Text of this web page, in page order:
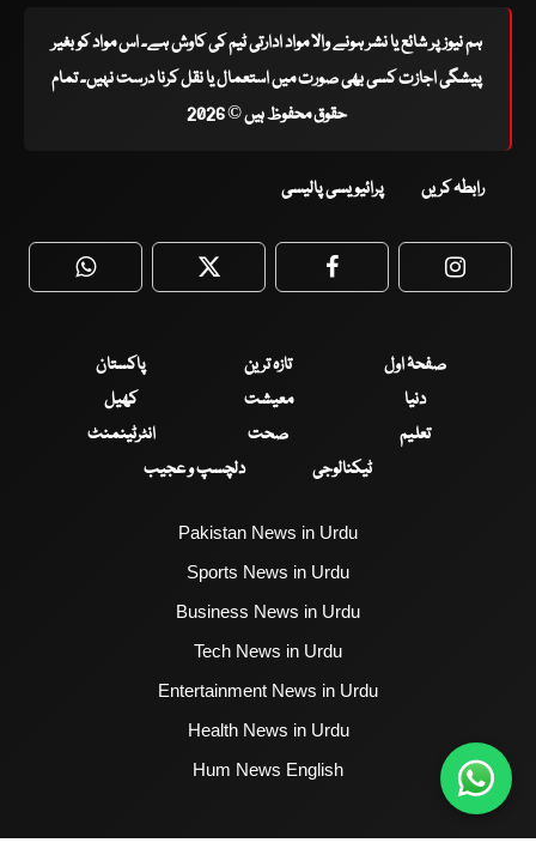
ہم نیوز پر شائع یا نشر ہونے والا مواد ادارتی ٹیم کی کاوش ہے۔ اس مواد کو بغیر
پیشگی اجازت کسی بھی صورت میں استعمال یا نقل کرنا درست نہیں۔ تمام
حقوق محفوظ ہیں © 2026
رابطہ کریں پرائیویسی پالیسی
WhatsApp Twitter Facebook
صفحۂ اول تازہ ترین
پاکستان
دنیا
معیشت
کھیل
تعلیم
صحت
انٹرٹینمنٹ
ٹیکنالوجی
دلچسپ و عجیب
Pakistan News in Urdu
Sports News in Urdu
Business News in Urdu
Tech News in Urdu
Entertainment News in Urdu
Health News in Urdu
Hum News English